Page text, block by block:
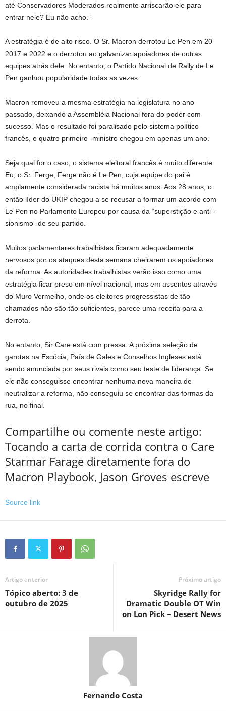
até Conservadores Moderados realmente arriscarão ele para
entrar nele? Eu não acho. ‘
A estratégia é de alto risco. O Sr. Macron derrotou Le Pen em 20
2017 e 2022 e o derrotou ao galvanizar apoiadores de outras
equipes atrás dele. No entanto, o Partido Nacional de Rally de Le
Pen ganhou popularidade todas as vezes.
Macron removeu a mesma estratégia na legislatura no ano
passado, deixando a Assembléia Nacional fora do poder com
sucesso. Mas o resultado foi paralisado pelo sistema político
francês, o quatro primeiro -ministro chegou em apenas um ano.
Seja qual for o caso, o sistema eleitoral francês é muito diferente.
Eu, o Sr. Ferge, Ferge não é Le Pen, cuja equipe do pai é
amplamente considerada racista há muitos anos. Aos 28 anos, o
então líder do UKIP chegou a se recusar a formar um acordo com
Le Pen no Parlamento Europeu por causa da “superstição e anti -
sionismo” de seu partido.
Muitos parlamentares trabalhistas ficaram adequadamente
nervosos por os ataques desta semana cheirarem os apoiadores
da reforma. As autoridades trabalhistas verão isso como uma
estratégia ficar preso em nível nacional, mas em assentos através
do Muro Vermelho, onde os eleitores progressistas de tão
chamados não são tão suficientes, parece uma receita para a
derrota.
No entanto, Sir Care está com pressa. A próxima seleção de
garotas na Escócia, País de Gales e Conselhos Ingleses está
sendo anunciada por seus rivais como seu teste de liderança. Se
ele não conseguisse encontrar nenhuma nova maneira de
neutralizar a reforma, não conseguiu se encontrar das formas da
rua, no final.
Compartilhe ou comente neste artigo:
Tocando a carta de corrida contra o Care
Starmar Farage diretamente fora do
Macron Playbook, Jason Groves escreve
Source link
Artigo anterior
Tópico aberto: 3 de
outubro de 2025
Próximo artigo
Skyridge Rally for
Dramatic Double OT Win
on Lon Pick – Desert News
Fernando Costa